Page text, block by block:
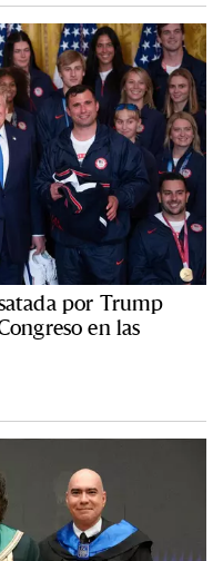
por Trump
en las